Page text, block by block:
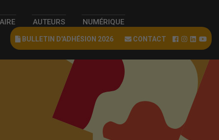
AUTEURS NUMÉRIQUE
BULLETIN D'ADHÉSION 2026 CONTACT